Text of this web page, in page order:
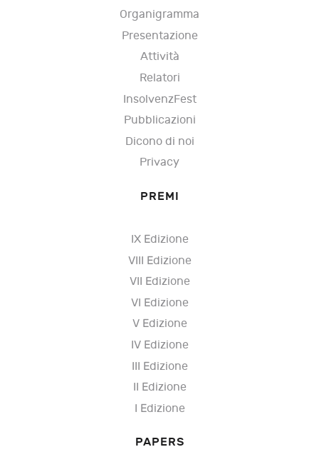
Organigramma
Presentazione
Attività
Relatori
InsolvenzFest
Pubblicazioni
Dicono di noi
Privacy
PREMI
IX Edizione
VIII Edizione
VII Edizione
VI Edizione
V Edizione
IV Edizione
III Edizione
II Edizione
I Edizione
PAPERS